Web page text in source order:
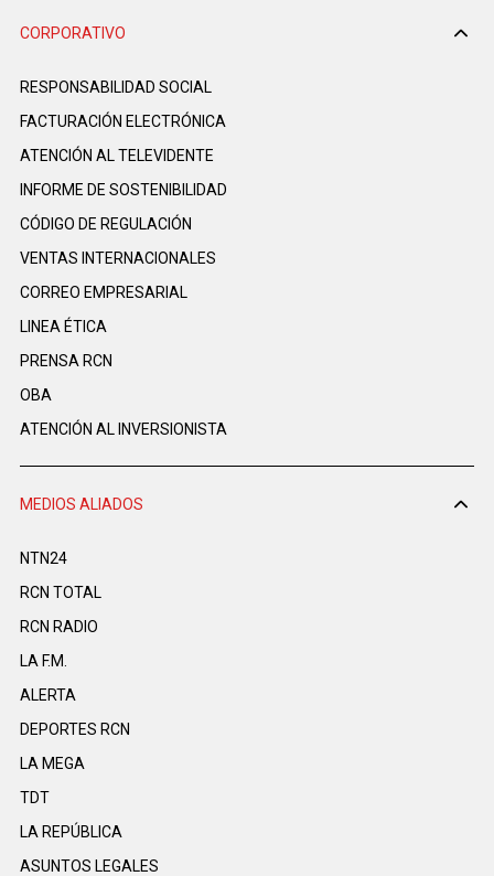
CORPORATIVO
RESPONSABILIDAD SOCIAL
FACTURACIÓN ELECTRÓNICA
ATENCIÓN AL TELEVIDENTE
INFORME DE SOSTENIBILIDAD
CÓDIGO DE REGULACIÓN
VENTAS INTERNACIONALES
CORREO EMPRESARIAL
LINEA ÉTICA
PRENSA RCN
OBA
ATENCIÓN AL INVERSIONISTA
MEDIOS ALIADOS
NTN24
RCN TOTAL
RCN RADIO
LA F.M.
ALERTA
DEPORTES RCN
LA MEGA
TDT
LA REPÚBLICA
ASUNTOS LEGALES